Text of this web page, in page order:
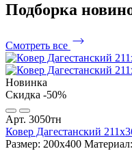
Подборка
Смотреть все
Новинка
Скидка -50%
Арт. 3050тн
Ковер Дагестанский
Размер: 200х400